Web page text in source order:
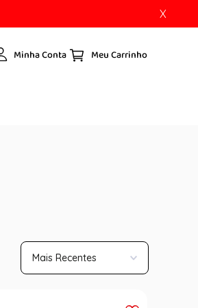
X
Minha Conta
Mais Recentes